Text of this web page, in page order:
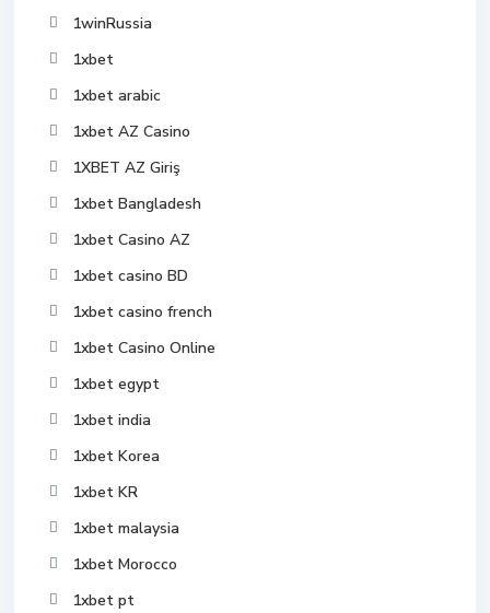
1winRussia
1xbet
1xbet arabic
1xbet AZ Casino
1XBET AZ Giriş
1xbet Bangladesh
1xbet Casino AZ
1xbet casino BD
1xbet casino french
1xbet Casino Online
1xbet egypt
1xbet india
1xbet Korea
1xbet KR
1xbet malaysia
1xbet Morocco
1xbet pt